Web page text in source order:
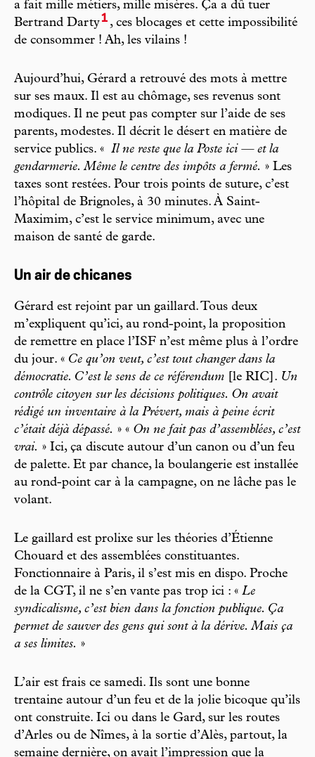
a fait mille métiers, mille misères. Ça a dû tuer
Bertrand Darty1 , ces blocages et cette impossibilité
de consommer ! Ah, les vilains !
Aujourd’hui, Gérard a retrouvé des mots à mettre
sur ses maux. Il est au chômage, ses revenus sont
modiques. Il ne peut pas compter sur l’aide de ses
parents, modestes. Il décrit le désert en matière de
service publics. « Il ne reste que la Poste ici — et la
gendarmerie. Même le centre des impôts a fermé. » Les
taxes sont restées. Pour trois points de suture, c’est
l’hôpital de Brignoles, à 30 minutes. À Saint-
Maximim, c’est le service minimum, avec une
maison de santé de garde.
Un air de chicanes
Gérard est rejoint par un gaillard. Tous deux
m’expliquent qu’ici, au rond-point, la proposition
de remettre en place l’ISF n’est même plus à l’ordre
du jour. « Ce qu’on veut, c’est tout changer dans la
démocratie. C’est le sens de ce référendum
[le RIC]. Un
contrôle citoyen sur les décisions politiques. On avait
rédigé un inventaire à la Prévert, mais à peine écrit
c’était déjà dépassé. » « On ne fait pas d’assemblées, c’est
vrai. » Ici, ça discute autour d’un canon ou d’un feu
de palette. Et par chance, la boulangerie est installée
au rond-point car à la campagne, on ne lâche pas le
volant.
Le gaillard est prolixe sur les théories d’Étienne
Chouard et des assemblées constituantes.
Fonctionnaire à Paris, il s’est mis en dispo. Proche
de la CGT, il ne s’en vante pas trop ici : « Le
syndicalisme, c’est bien dans la fonction publique. Ça
permet de sauver des gens qui sont à la dérive. Mais ça
a ses limites. »
L’air est frais ce samedi. Ils sont une bonne
trentaine autour d’un feu et de la jolie bicoque qu’ils
ont construite. Ici ou dans le Gard, sur les routes
d’Arles ou de Nîmes, à la sortie d’Alès, partout, la
semaine dernière, on avait l’impression que la